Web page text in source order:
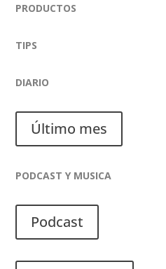
PRODUCTOS
TIPS
DIARIO
Último mes
PODCAST Y MUSICA
Podcast